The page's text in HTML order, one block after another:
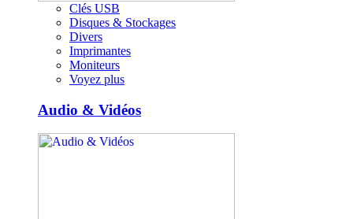
Clés USB
Disques & Stockages
Divers
Imprimantes
Moniteurs
Voyez plus
Audio & Vidéos